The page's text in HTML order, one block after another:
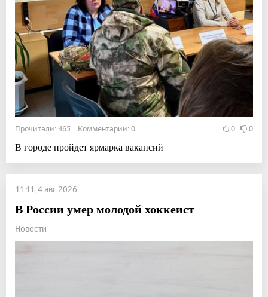
Прочитали: 465 Комментарии: 0 0 0
В городе пройдет ярмарка вакансий
11:11, 4 авг 2026
В России умер молодой хоккеист
Новости